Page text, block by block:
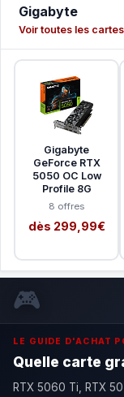
Gigabyte
Voir toutes les
Gigabyte
GeForce RTX
5050 OC Low
Profile 8G
8 offres
dès 299,99€
🎮
LE GUIDE D'ACHAT
Quelle carte
RTX 5060 Ti, RTX